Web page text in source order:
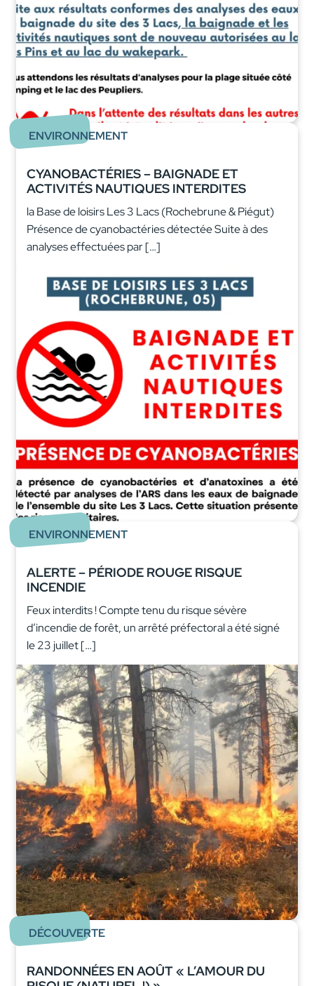
ENVIRONNEMENT
CYANOBACTÉRIES – BAIGNADE ET
ACTIVITÉS NAUTIQUES INTERDITES
la Base de loisirs Les 3 Lacs (Rochebrune & Piégut)
Présence de cyanobactéries détectée Suite à des
analyses effectuées par […]
ENVIRONNEMENT
ALERTE – PÉRIODE ROUGE RISQUE
INCENDIE
Feux interdits ! Compte tenu du risque sévère
d’incendie de forêt, un arrêté préfectoral a été signé
le 23 juillet […]
DÉCOUVERTE
RANDONNÉES EN AOÛT « L’AMOUR DU